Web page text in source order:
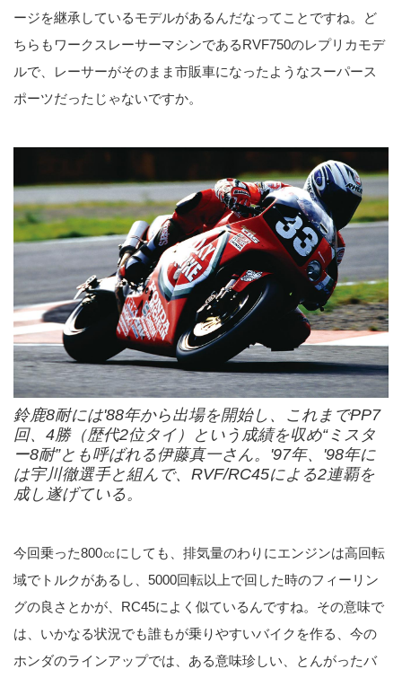
ージを継承しているモデルがあるんだなってことですね。ど
ちらもワークスレーサーマシンであるRVF750のレプリカモデ
ルで、レーサーがそのまま市販車になったようなスーパース
ポーツだったじゃないですか。
鈴鹿8耐には'88年から出場を開始し、これまでPP7
回、4勝（歴代2位タイ）という成績を収め“ミスタ
ー8耐”とも呼ばれる伊藤真一さん。'97年、'98年に
は宇川徹選手と組んで、RVF/RC45による2連覇を
成し遂げている。
今回乗った800㏄にしても、排気量のわりにエンジンは高回転
域でトルクがあるし、5000回転以上で回した時のフィーリン
グの良さとかが、RC45によく似ているんですね。その意味で
は、いかなる状況でも誰もが乗りやすいバイクを作る、今の
ホンダのラインアップでは、ある意味珍しい、とんがったバ